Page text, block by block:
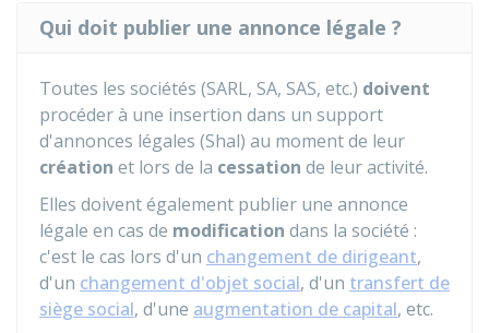
Qui doit publier une annonce légale ?
Toutes les sociétés (SARL, SA, SAS, etc.) doivent
procéder à une insertion dans un support
d'annonces légales (Shal) au moment de leur
création et lors de la cessation de leur activité.
Elles doivent également publier une annonce
légale en cas de modification dans la société :
c'est le cas lors d'un changement de dirigeant,
d'un changement d'objet social, d'un transfert de
siège social, d'une augmentation de capital, etc.